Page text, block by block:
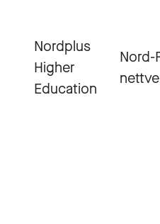
Nordplus
Higher
Education
Nord-